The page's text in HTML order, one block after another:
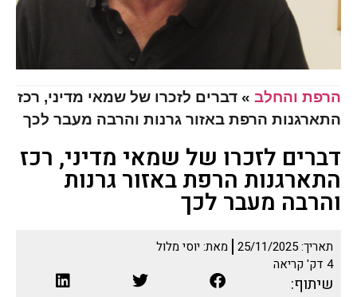
הרפת והחלב » דברים לזכרו של שמאי מדיני, רכז
התארגנות הרפת באזור גרנות והרבה מעבר לכך
דברים לזכרו של שמאי מדיני, רכז
התארגנות הרפת באזור גרנות
והרבה מעבר לכך
תאריך:25/11/2025 מאת: יוסי מלול
4 דק' קריאה
שיתוף: